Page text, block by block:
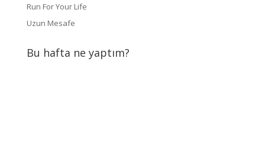
Run For Your Life
Uzun Mesafe
Bu hafta ne yaptım?